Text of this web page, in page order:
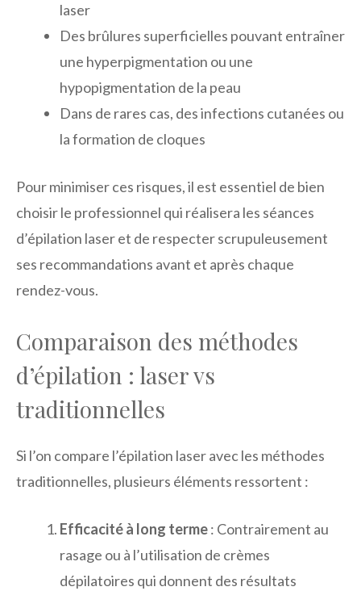
laser
Des brûlures superficielles pouvant entraîner
une hyperpigmentation ou une
hypopigmentation de la peau
Dans de rares cas, des infections cutanées ou
la formation de cloques
Pour minimiser ces risques, il est essentiel de bien
choisir le professionnel qui réalisera les séances
d’épilation laser et de respecter scrupuleusement
ses recommandations avant et après chaque
rendez-vous.
Comparaison des méthodes
d’épilation : laser vs
traditionnelles
Si l’on compare l’épilation laser avec les méthodes
traditionnelles, plusieurs éléments ressortent :
Efficacité à long terme: Contrairement au
rasage ou à l’utilisation de crèmes
dépilatoires qui donnent des résultats